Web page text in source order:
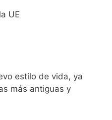
estilo de vida, ya
más antiguas y